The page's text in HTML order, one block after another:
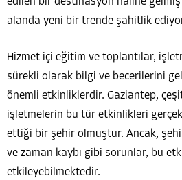
alanda yeni bir trende şahitlik
Hizmet içi eğitim ve toplantılar,
sürekli olarak bilgi ve becerilerini
önemli etkinliklerdir. Gaziantep,
işletmelerin bu tür etkinlikleri
ettiği bir şehir olmuştur. Ancak,
ve zaman kaybı gibi sorunlar, bu
etkileyebilmektedir.